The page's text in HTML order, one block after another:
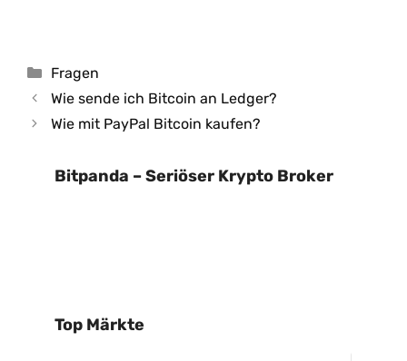
Kategorien
Fragen
Wie sende ich Bitcoin an Ledger?
Wie mit PayPal Bitcoin kaufen?
Bitpanda – Seriöser Krypto Broker
Top Märkte